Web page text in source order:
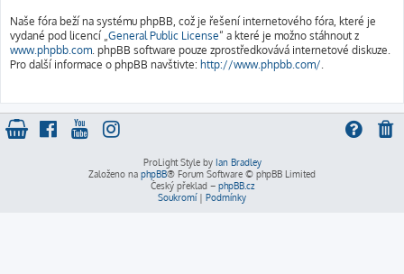
Naše fóra beží na systému phpBB, což je řešení internetového fóra, které je
vydané pod licencí „General Public License“ a které je možno stáhnout z
www.phpbb.com. phpBB software pouze zprostředkovává internetové diskuze.
Pro další informace o phpBB navštivte: http://www.phpbb.com/.
ProLight Style by Ian Bradley
Založeno na phpBB® Forum Software © phpBB Limited
Český překlad – phpBB.cz
Soukromí| Podmínky